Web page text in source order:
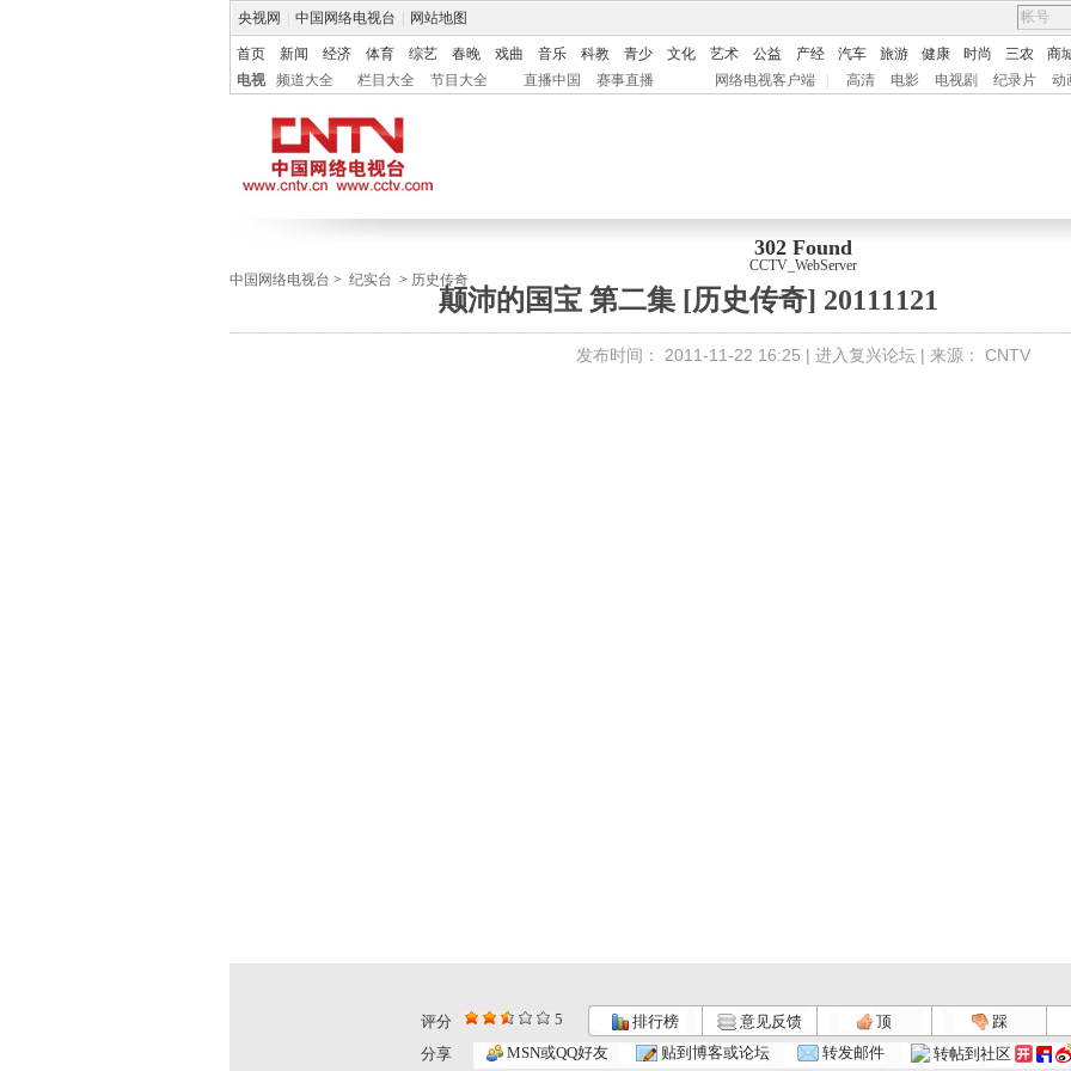
央视网 中国网络电视台 网站地图
首页 新闻 经济 体育 综艺 春晚 戏曲 音乐 科教 青少 文化 艺术 公益 产经 汽车 旅游 健康 时尚 三农
商
电视
频道大全 栏目大全 节目大全 直播中国 赛事直播 网络电视客户端 高清 电影 电视剧 纪录片 动
302 Found
CCTV_WebServer
中国网络电视台 > 纪实台 > 历史传奇
颠沛的国宝 第二集 [历史传奇] 20111121
发布时间： 2011-11-22 16:25 | 进入复兴论坛 | 来源： CNTV
评分 5 排行榜 意见反馈 顶
踩
分享
MSN或QQ好友 贴到博客或论坛 转发邮件 转帖到社区